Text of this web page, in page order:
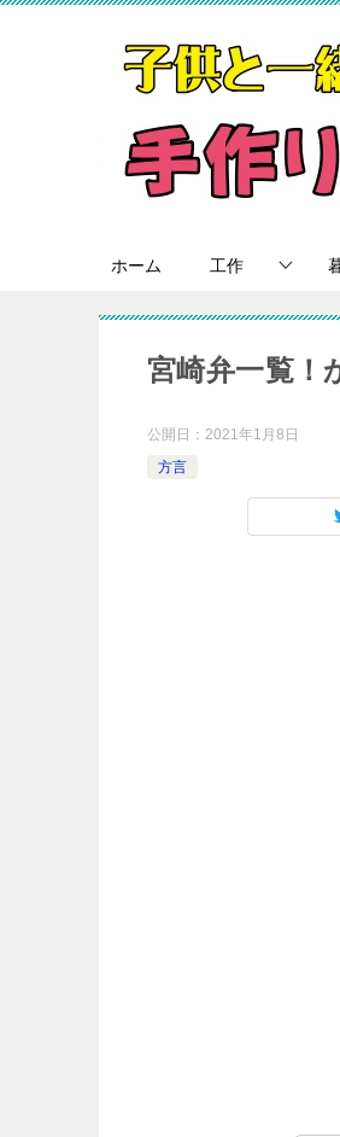
ホーム 工作
宮崎弁一覧！
公開日： 2021年1月8日
方言